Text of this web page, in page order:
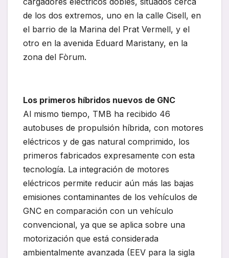
de los dos extremos, uno en la calle Cisell, en
el barrio de la Marina del Prat Vermell, y el
otro en la avenida Eduard Maristany, en la
zona del Fòrum.
Los primeros híbridos nuevos de GNC
Al mismo tiempo, TMB ha recibido 46
autobuses de propulsión híbrida, con motores
eléctricos y de gas natural comprimido, los
primeros fabricados expresamente con esta
tecnología. La integración de motores
eléctricos permite reducir aún más las bajas
emisiones contaminantes de los vehículos de
GNC en comparación con un vehículo
convencional, ya que se aplica sobre una
motorización que está considerada
ambientalmente avanzada (EEV para la sigla